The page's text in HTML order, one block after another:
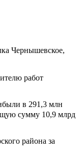
Чернышевское,
работ
в 291,3 млн
сумму 10,9 млрд
района за